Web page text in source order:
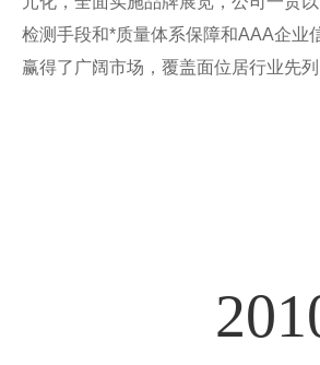
检测手段和*质量体系保障和AAA企业
赢得了广阔市场，覆盖面位居行业先